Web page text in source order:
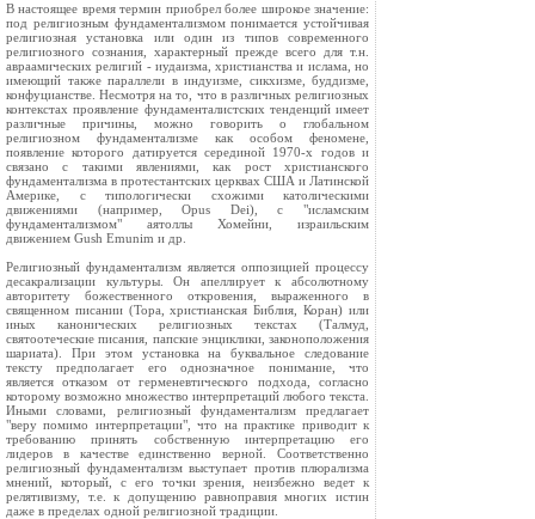
В настоящее время термин приобрел более широкое значение:
под религиозным фундаментализмом понимается устойчивая
религиозная установка или один из типов современного
религиозного сознания, характерный прежде всего для т.н.
авраамических религий - иудаизма, христианства и ислама, но
имеющий также параллели в индуизме, сикхизме, буддизме,
конфуцианстве. Несмотря на то, что в различных религиозных
контекстах проявление фундаменталистских тенденций имеет
различные причины, можно говорить о глобальном
религиозном фундаментализме как особом феномене,
появление которого датируется серединой 1970-х годов и
связано с такими явлениями, как рост христианского
фундаментализма в протестантских церквах США и Латинской
Америке, с типологически схожими католическими
движениями (например, Opus Dei), с "исламским
фундаментализмом" аятоллы Хомейни, израильским
движением Gush Emunim и др.
Религиозный фундаментализм является оппозицией процессу
десакрализации культуры. Он апеллирует к абсолютному
авторитету божественного откровения, выраженного в
священном писании (Тора, христианская Библия, Коран) или
иных канонических религиозных текстах (Талмуд,
святоотеческие писания, папские энциклики, законоположения
шариата). При этом установка на буквальное следование
тексту предполагает его однозначное понимание, что
является отказом от герменевтического подхода, согласно
которому возможно множество интерпретаций любого текста.
Иными словами, религиозный фундаментализм предлагает
"веру помимо интерпретации", что на практике приводит к
требованию принять собственную интерпретацию его
лидеров в качестве единственно верной. Соответственно
религиозный фундаментализм выступает против плюрализма
мнений, который, с его точки зрения, неизбежно ведет к
релятивизму, т.е. к допущению равноправия многих истин
даже в пределах одной религиозной традиции.